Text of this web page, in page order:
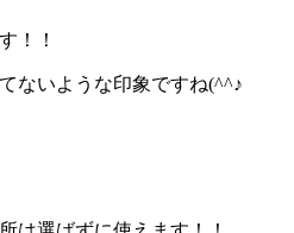
！！
ないような印象ですね(^^♪